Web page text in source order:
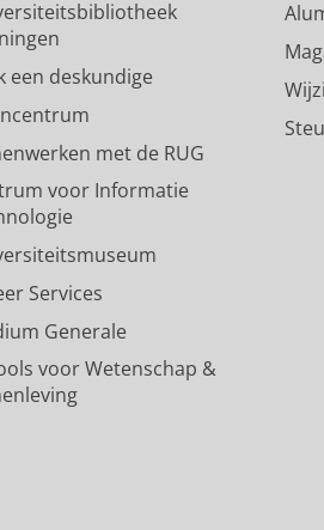
een deskundige
met de RUG
voor Informatie
Services
Generale
voor Wetenschap &